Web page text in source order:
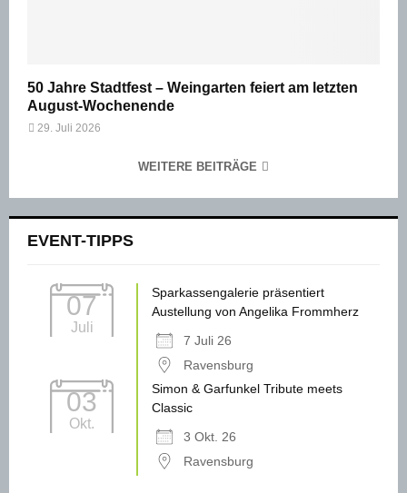
50 Jahre Stadtfest – Weingarten feiert am letzten
August-Wochenende
29. Juli 2026
WEITERE BEITRÄGE
EVENT-TIPPS
07
Juli
Sparkassengalerie präsentiert
Austellung von Angelika Frommherz
7 Juli 26
Ravensburg
03
Okt.
Simon & Garfunkel Tribute meets
Classic
3 Okt. 26
Ravensburg